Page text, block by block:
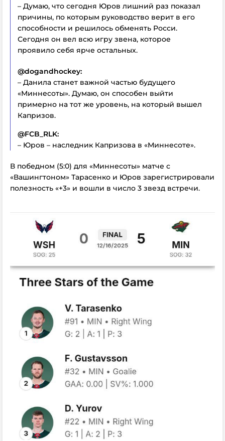
– Думаю, что сегодня Юров лишний раз показал
причины, по которым руководство верит в его
способности и решилось обменять Росси.
Сегодня он вел всю игру звена, которое
проявило себя ярче остальных.
@dogandhockey:
– Данила станет важной частью будущего
«Миннесоты». Думаю, он способен выйти
примерно на тот же уровень, на который вышел
Капризов.
@FCB_RLK:
– Юров – наследник Капризова в «Миннесоте».
В победном (5:0) для «Миннесоты» матче с
«Вашингтоном» Тарасенко и Юров зарегистрировали
полезность «+3» и вошли в число 3 звезд встречи.